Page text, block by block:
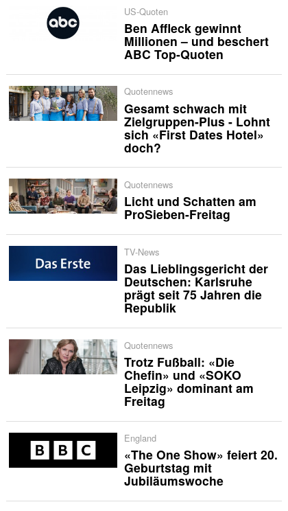
US-Quoten
Ben Affleck gewinnt
Millionen – und beschert
ABC Top-Quoten
Quotennews
Gesamt schwach mit
Zielgruppen-Plus - Lohnt
sich «First Dates Hotel»
doch?
Quotennews
Licht und Schatten am
ProSieben-Freitag
TV-News
Das Lieblingsgericht der
Deutschen: Karlsruhe
prägt seit 75 Jahren die
Republik
Quotennews
Trotz Fußball: «Die
Chefin» und «SOKO
Leipzig» dominant am
Freitag
England
«The One Show» feiert 20.
Geburtstag mit
Jubiläumswoche